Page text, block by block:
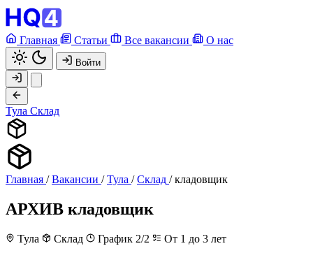
Главная Статьи Все вакансии О нас
Войти
Тула Склад
Главная / Вакансии / Тула / Склад / кладовщик
АРХИВ кладовщик
Тула Склад График 2/2 От 1 до 3 лет